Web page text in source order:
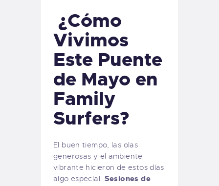
¿Cómo
Vivimos
Este Puente
de Mayo en
Family
Surfers?
El buen tiempo, las olas
generosas y el ambiente
vibrante hicieron de estos días
algo especial: Sesiones de